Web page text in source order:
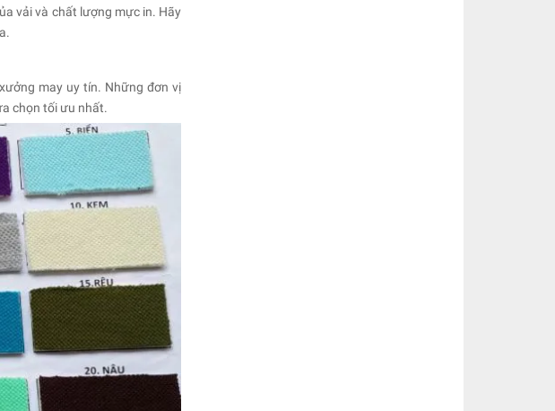
vải và chất lượng mực in. Hãy
may uy tín. Những đơn vị
chọn tối ưu nhất.